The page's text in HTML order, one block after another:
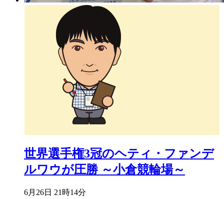
世界選手権3冠のヘティ・ファンデ
ルワウが圧勝 ～小倉競輪場～
6月26日 21時14分